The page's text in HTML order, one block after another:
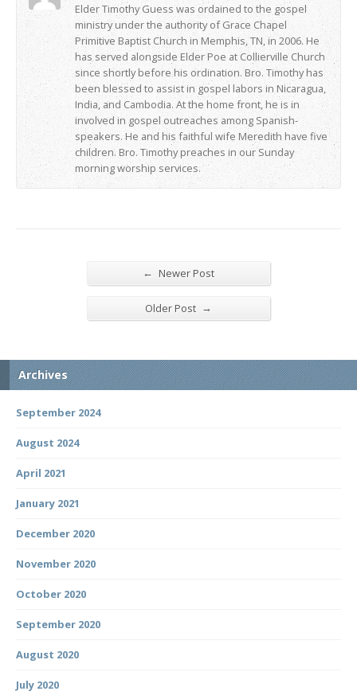
Elder Timothy Guess was ordained to the gospel
ministry under the authority of Grace Chapel
Primitive Baptist Church in Memphis, TN, in 2006. He
has served alongside Elder Poe at Collierville Church
since shortly before his ordination. Bro. Timothy has
been blessed to assist in gospel labors in Nicaragua,
India, and Cambodia. At the home front, he is in
involved in gospel outreaches among Spanish-
speakers. He and his faithful wife Meredith have five
children. Bro. Timothy preaches in our Sunday
morning worship services.
← Newer Post
Older Post →
Archives
September 2024
August 2024
April 2021
January 2021
December 2020
November 2020
October 2020
September 2020
August 2020
July 2020